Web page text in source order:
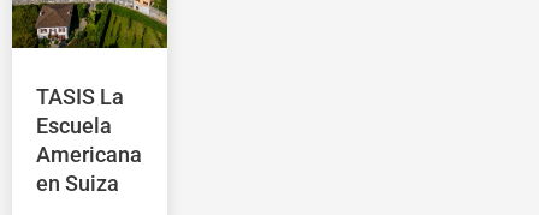
TASIS La
Escuela
Americana
en Suiza